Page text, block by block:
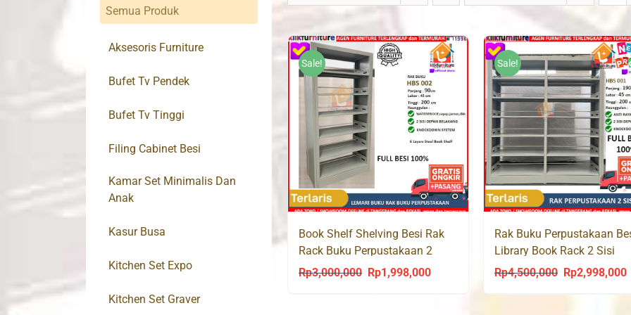
Sale!
Book Shelf Shelving Besi Rak
Rack Buku Perpustakaan 2
Hadap HBS 002
Rp3,000,000
Original
Rp1,998,000Current
Sale!
Rak Buku Perpustakaan
Library Book Rack 2 Sisi
HBS001
Rp4,500,000
Original
Rp2,998,000
Semua Produk
Aksesoris Furniture
Bufet Tv Pendek
Bufet Tv Tinggi
Filing Cabinet Besi
Kamar Set Minimalis Dan
Anak
Kasur Busa
Kitchen Set Expo
Kitchen Set Graver